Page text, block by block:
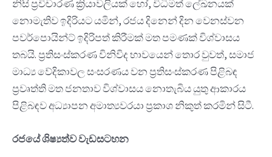
නිසි ප්‍රවිචාරණ ක්‍රියාවලියක් හෝ, විධිමත් ලේඛනයක්
නොමැතිව ඉදිරියට යමින්, රජය දිනෙන් දින වෙනස්වන
පවර්පොයින්ට් ඉදිරිපත් කිරීමක් මත පමණක් විශ්වාසය
තබයි. ප්‍රතිසංස්කරණ විනිවිද භාවයෙන් තොර වුවත්, සමාජ
මාධ්‍ය වේදිකාවල සංසරණය වන ප්‍රතිසංස්කරණ පිළිබඳ
ප්‍රවෘත්ති මත ජනතාව විශ්වාසය නොතැබිය යුතු ආකාරය
පිළිබඳව අධ්‍යාපන අමාත්‍යවරයා ප්‍රකාශ නිකුත් කරමින් සිටී.
රජයේ ශිෂ්‍යත්ව වැඩසටහන